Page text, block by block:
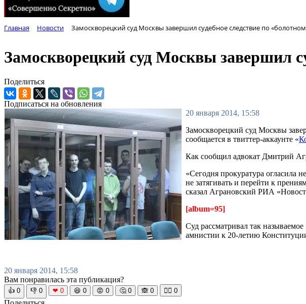
Главная Новости Замоскворецкий суд Москвы завершил судебное следствие по
Замоскворецкий суд Москвы завершил
Поделиться
Подписаться на обновления
20 января 2014, 15:58
Замоскворецкий суд Москвы
сообщается в твиттер-аккаунте «
Как сообщил адвокат Дмитрий
«Сегодня прокуратура огласила
не затягивать и перейти к
сказал Аграновский РИА
[album=95]
Суд рассматривал так
амнистии к 20-летию
20 января 2014, 15:58
Вам понравилась эта публикация?
👍 0 👎 0 ❤ 0 😆 0 😡 0 🤔 0 🙈 0 🧘‍♀️ 0